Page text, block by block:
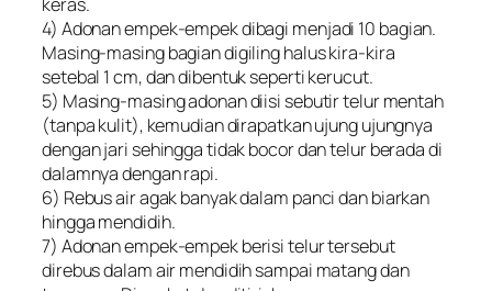
4) Adonan empek-empek dibagi menjadi 10 bagian.
Masing-masing bagian digiling halus kira-kira
setebal 1 cm, dan dibentuk seperti kerucut.
5) Masing-masing adonan diisi sebutir telur mentah
(tanpa kulit), kemudian dirapatkan ujung ujungnya
dengan jari sehingga tidak bocor dan telur berada di
dalamnya dengan rapi.
6) Rebus air agak banyak dalam panci dan biarkan
hingga mendidih.
7) Adonan empek-empek berisi telur tersebut
direbus dalam air mendidih sampai matang dan